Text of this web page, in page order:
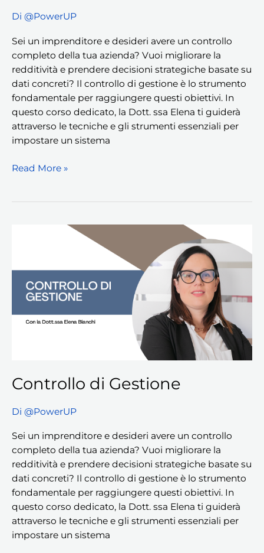
Di @PowerUP
Sei un imprenditore e desideri avere un controllo
completo della tua azienda? Vuoi migliorare la
redditività e prendere decisioni strategiche basate su
dati concreti? Il controllo di gestione è lo strumento
fondamentale per raggiungere questi obiettivi. In
questo corso dedicato, la Dott. ssa Elena ti guiderà
attraverso le tecniche e gli strumenti essenziali per
impostare un sistema
Read More »
Controllo di Gestione
Di @PowerUP
Sei un imprenditore e desideri avere un controllo
completo della tua azienda? Vuoi migliorare la
redditività e prendere decisioni strategiche basate su
dati concreti? Il controllo di gestione è lo strumento
fondamentale per raggiungere questi obiettivi. In
questo corso dedicato, la Dott. ssa Elena ti guiderà
attraverso le tecniche e gli strumenti essenziali per
impostare un sistema